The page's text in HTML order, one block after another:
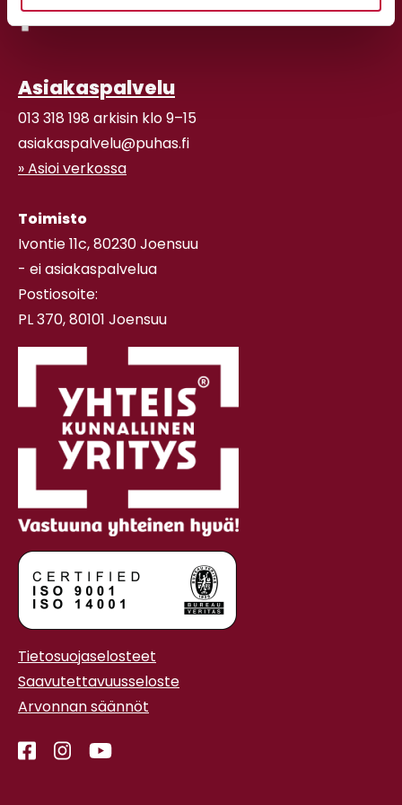
Asiakaspalvelu
013 318 198 arkisin klo 9–15
asiakaspalvelu@puhas.fi
» Asioi verkossa
Toimisto
Ivontie 11c, 80230 Joensuu
- ei asiakaspalvelua
Postiosoite:
PL 370, 80101 Joensuu
Tietosuojaselosteet
Saavutettavuusseloste
Arvonnan säännöt